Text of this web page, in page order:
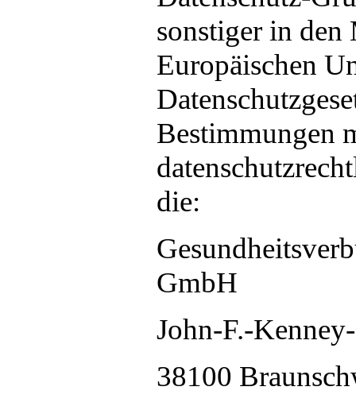
sonstiger in den
Europäischen
Bestimmungen
die:
GmbH
John-F.-
38100